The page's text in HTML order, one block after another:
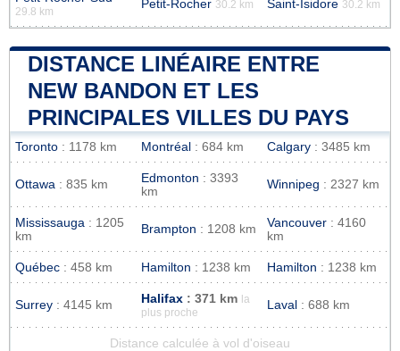
29.8 km
Petit-Rocher 30.2 km Saint-Isidore 30.2 km
DISTANCE LINÉAIRE ENTRE
NEW BANDON ET LES
PRINCIPALES VILLES DU PAYS
Toronto : 1178 km Montréal : 684 km Calgary : 3485 km
Ottawa : 835 km Edmonton : 3393
km
Winnipeg : 2327 km
Mississauga : 1205
km
Brampton : 1208 km Vancouver : 4160
km
Québec : 458 km Hamilton : 1238 km Hamilton : 1238 km
Surrey : 4145 km Halifax : 371 km
la
plus proche
Laval : 688 km
Distance calculée à vol d'oiseau